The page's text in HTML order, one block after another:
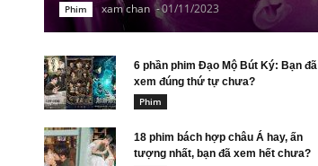
Phim xam chan -01/11/2023
6 phần phim Đạo Mộ Bút Ký: Bạn đã
xem đúng thứ tự chưa?
Phim
18 phim bách hợp châu Á hay, ấn
tượng nhất, bạn đã xem hết chưa?